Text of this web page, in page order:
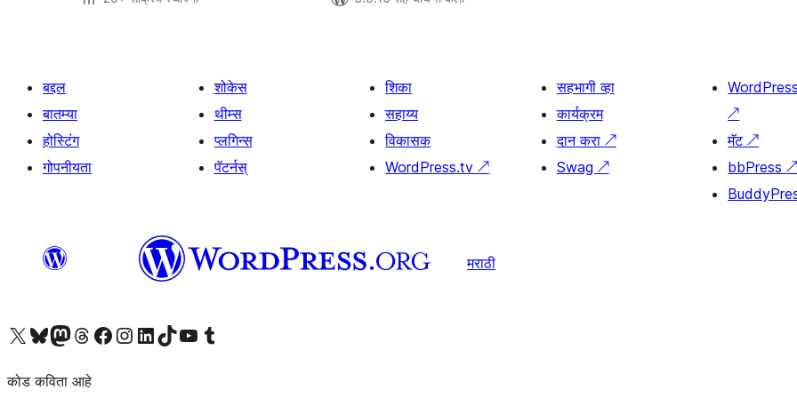
बद्दल
बातम्या
होस्टिंग
गोपनीयता
शोकेस
थीम्स
प्लगिन्स
पॅटर्नस्
शिका
सहाय्य
विकासक
WordPress.tv↗
सहभागी व्हा
कार्यक्रम
दान करा ↗
Swag ↗
↗
मॅट↗
bbPress↗
मराठी
आमच्या X (एक्स) (पूर्वीचे ट्विटर) खात्याला भेट द्या आमच्या ब्लूस्की खात्याला भेट द्या.आमच्या Mastodon खात्याला भेट द्या.आमच्या थ्रेड्स खात्याला भेट द्या. आमच्या फेसबुक पेजला भेट द्या आमच्या इंस्टाग्राम खात्याला भेट द्या आमच्या लिंक्डइन खात्याला भेट द्या आमच्या टिकटॉक अकाउंटला भेट द्या.आमच्या यूट्यूब चॅनेलला भेट द्या आमच्या टंबलर खात्याला भेट द्या.
कोड कविता आहे